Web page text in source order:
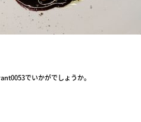
でいかがでしょうか。